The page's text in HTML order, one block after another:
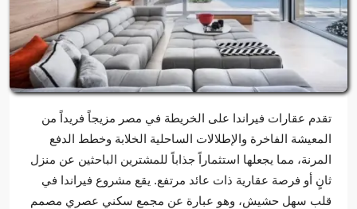
تقدم عقارات فيراندا على الخريطة في مصر مزيجاً فريداً من
المعيشة الفاخرة والإطلالات الساحلية الخلابة وخطط الدفع
المرنة، مما يجعلها استثماراً جذاباً للمشترين الباحثين عن منزل
ثانٍ أو فرصة عقارية ذات عائد مرتفع. يقع مشروع فيراندا في
قلب سهل حشيش، وهو عبارة عن مجمع سكني عصري مصمم